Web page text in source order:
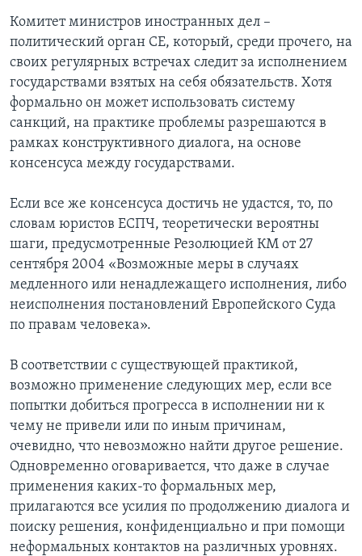
Комитет министров иностранных дел –
политический орган СЕ, который, среди прочего, на
своих регулярных встречах следит за исполнением
государствами взятых на себя обязательств. Хотя
формально он может использовать систему
санкций, на практике проблемы разрешаются в
рамках конструктивного диалога, на основе
консенсуса между государствами.
Если все же консенсуса достичь не удастся, то, по
словам юристов ЕСПЧ, теоретически вероятны
шаги, предусмотренные Резолюцией КМ от 27
сентября 2004 «Возможные меры в случаях
медленного или ненадлежащего исполнения, либо
неисполнения постановлений Европейского Суда
по правам человека».
В соответствии с существующей практикой,
возможно применение следующих мер, если все
попытки добиться прогресса в исполнении ни к
чему не привели или по иным причинам,
очевидно, что невозможно найти другое решение.
Одновременно оговаривается, что даже в случае
применения каких-то формальных мер,
прилагаются все усилия по продолжению диалога и
поиску решения, конфиденциально и при помощи
неформальных контактов на различных уровнях.